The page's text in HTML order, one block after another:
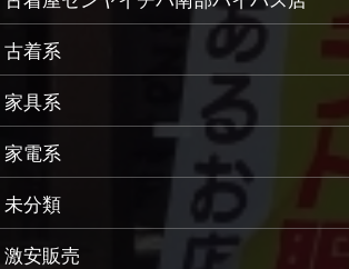
古着系
家具系
家電系
未分類
激安販売